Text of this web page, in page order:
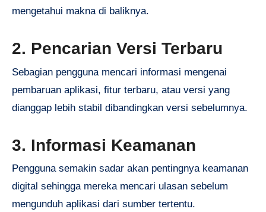
mengetahui makna di baliknya.
2. Pencarian Versi Terbaru
Sebagian pengguna mencari informasi mengenai
pembaruan aplikasi, fitur terbaru, atau versi yang
dianggap lebih stabil dibandingkan versi sebelumnya.
3. Informasi Keamanan
Pengguna semakin sadar akan pentingnya keamanan
digital sehingga mereka mencari ulasan sebelum
mengunduh aplikasi dari sumber tertentu.